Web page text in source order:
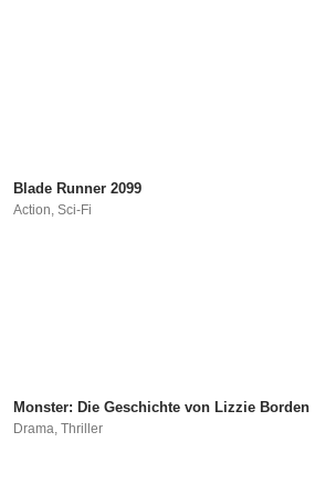
Blade Runner 2099
Action,Sci-Fi
Monster: Die Geschichte von Lizzie Borden
Drama,Thriller